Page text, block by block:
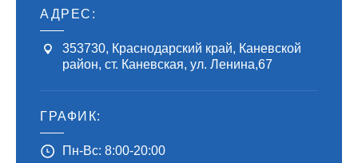
АДРЕС:
353730, Краснодарский край, Каневской
район, ст. Каневская, ул. Ленина,67
ГРАФИК:
Пн-Вс: 8:00-20:00